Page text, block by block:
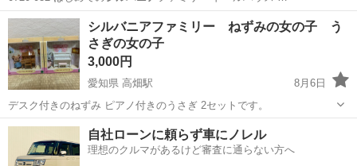
東京 八王子市 ドールハウス
シルバニアファミリー ねずみの女の子 う
さぎの女の子
3,000円
愛知県 高畑駅
8月6日
デスク付きのねずみ ピアノ付きのうさぎ 2セットです。
愛知 名古屋市 おもちゃ
自社ローンに頼らず車にノレル
理想のクルマがあるけど審査に通らない方へ